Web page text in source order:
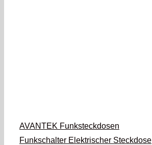
AVANTEK Funksteckdosen
Funkschalter Elektrischer Steckdose